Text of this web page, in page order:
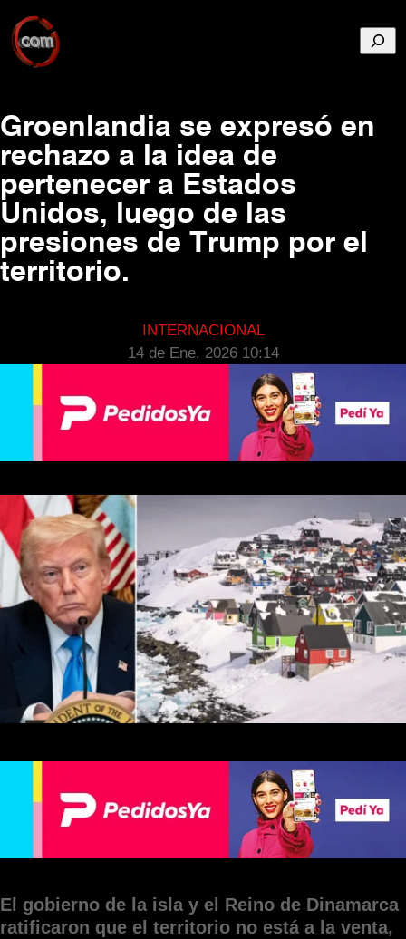
Groenlandia se expresó en
rechazo a la idea de
pertenecer a Estados
Unidos, luego de las
presiones de Trump por el
territorio.
INTERNACIONAL
14 de Ene, 2026 10:14
El gobierno de la isla y el Reino de Dinamarca
ratificaron que el territorio no está a la venta,